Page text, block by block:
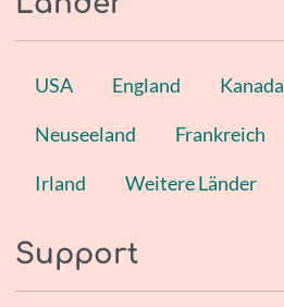
USA England Kanada
Neuseeland Frankreich
Irland Weitere Länder
Support